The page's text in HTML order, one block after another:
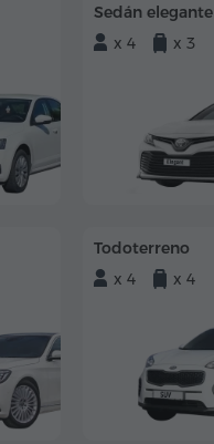
Sedán elegante
x 4
x 3
Todoterreno
x 4
x 4